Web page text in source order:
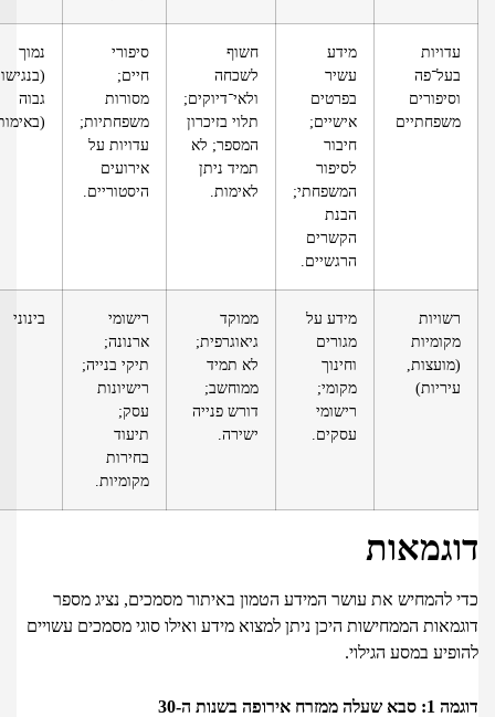
בפרטים
אישיים;
לסיפור
המשפחתי;
הקשרים
הרגשיים.
לשכחה
ולאי־דיוקים;
תלוי בזיכרון
המספר; לא
תמיד ניתן
לאימות.
מסורות
משפחתיות;
עדויות על
אירועים
היסטוריים.
(בנגישות),
(באימות)
מידע על
מגורים
מקומי;
רישומי
עסקים.
גיאוגרפית;
לא תמיד
ממוחשב;
דורש פנייה
ישירה.
רישומי
ארנונה;
תיקי בנייה;
רישיונות
בחירות
מקומיות.
להמחיש את עושר המידע הטמון באיתור מסמכים, נציג מספר
הממחישות היכן ניתן למצוא מידע ואילו סוגי מסמכים עשויים
במסע הגילוי.
בשנות ה-30